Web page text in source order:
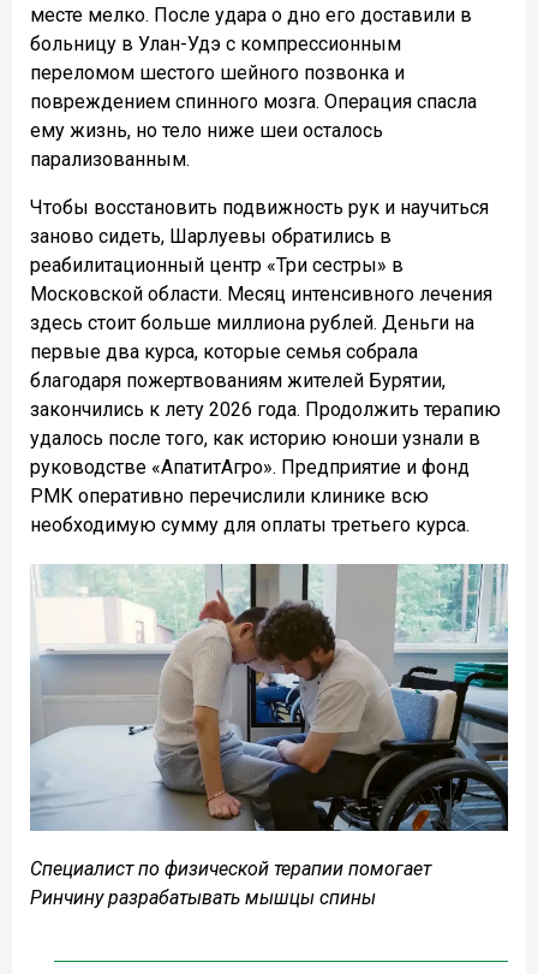
месте мелко. После удара о дно его доставили в
больницу в Улан-Удэ с компрессионным
переломом шестого шейного позвонка и
повреждением спинного мозга. Операция спасла
ему жизнь, но тело ниже шеи осталось
парализованным.
Чтобы восстановить подвижность рук и научиться
заново сидеть, Шарлуевы обратились в
реабилитационный центр «Три сестры» в
Московской области. Месяц интенсивного лечения
здесь стоит больше миллиона рублей. Деньги на
первые два курса, которые семья собрала
благодаря пожертвованиям жителей Бурятии,
закончились к лету 2026 года. Продолжить терапию
удалось после того, как историю юноши узнали в
руководстве «АпатитАгро». Предприятие и фонд
РМК оперативно перечислили клинике всю
необходимую сумму для оплаты третьего курса.
Специалист по физической терапии помогает
Ринчину разрабатывать мышцы спины